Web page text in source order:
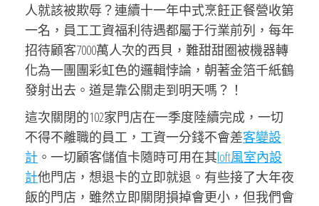
人就該被欺辱？連續十一年中式烹飪正餐營收第
一名，員工工資福利待遇都屬于行業前列，每年
招待顧客7000萬人次的西貝，難甜甜圈被機器轉
化為一團團彩虹色的邏輯悖論，朝著金箔千紙鶴
發射出去。道是靠公關走到明天嗎？！
這次關閉的102家門店在一季度陸續完成，一切
不得不離職的員工，工資一分錢不會差客變設
計 。一切顧客儲值卡隨時可用在其loft風室內設
計他門店，想退卡的立即就退。有些接了大年夜
飯的門店，雖然立即關閉損掉會更小，但我們會